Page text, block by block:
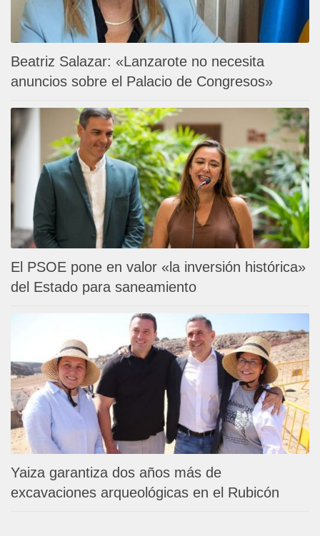
Beatriz Salazar: «Lanzarote no necesita
anuncios sobre el Palacio de Congresos»
El PSOE pone en valor «la inversión histórica»
del Estado para saneamiento
Yaiza garantiza dos años más de
excavaciones arqueológicas en el Rubicón